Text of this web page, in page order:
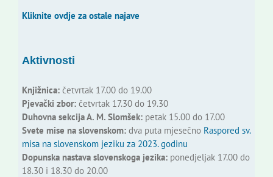
Kliknite ovdje za ostale najave
Aktivnosti
Knjižnica:četvrtak 17.00 do 19.00
Pjevački zbor:četvrtak 17.30 do 19.30
Duhovna sekcija A. M. Slomšek:petak 15.00 do 17.00
Svete mise na slovenskom:dva puta mjesečno Raspored sv.
misa na slovenskom jeziku za 2023. godinu
Dopunska nastava slovenskoga jezika:ponedjeljak 17.00 do
18.30 i 18.30 do 20.00